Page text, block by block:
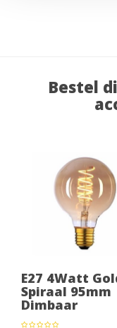
Bestel
E27 4Watt
Spiraal 95mm
Dimbaar